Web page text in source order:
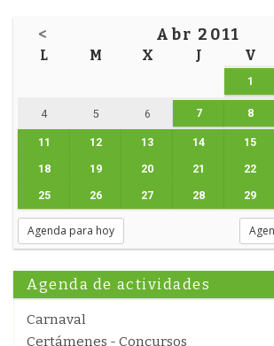
< Abr 2011
L M X J V
1
4 5 6 7 8
11 12 13 14 15
18 19 20 21 22
25 26 27 28 29
Agenda para hoy
Agenda de actividades
Carnaval
Certámenes - Concursos